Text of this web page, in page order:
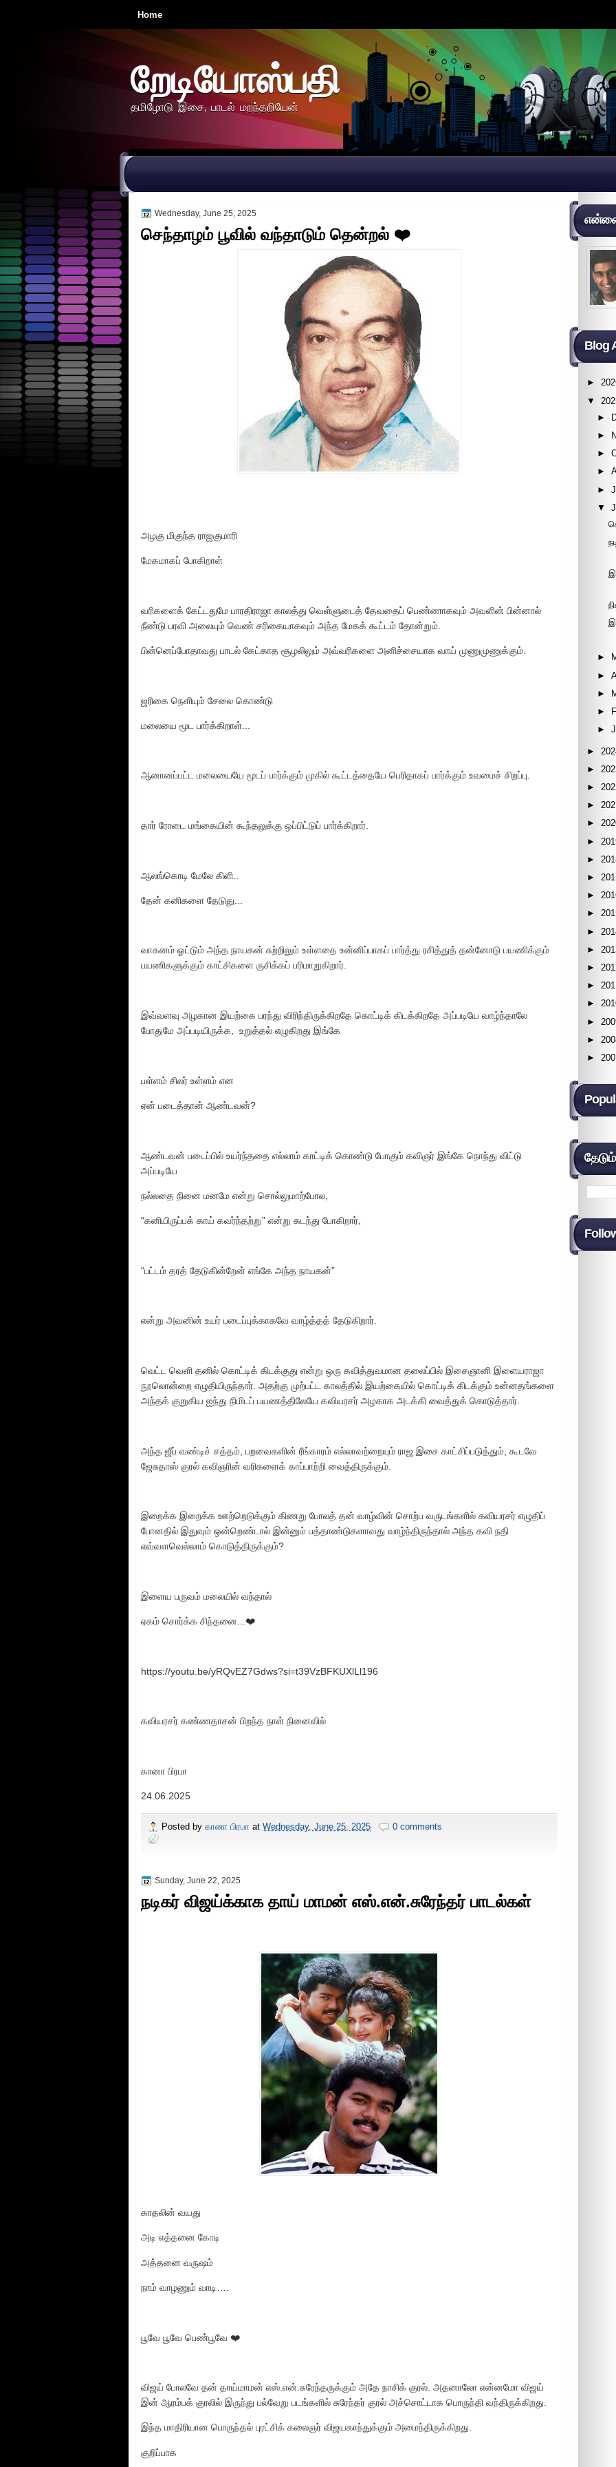
Home
றேடியோஸ்பதி
தமிழோடு இசை, பாடல் மறந்தறியேன்
Wednesday, June 25, 2025
செந்தாழம் பூவில் வந்தாடும் தென்றல் ❤️
அழகு மிகுந்த ராஜகுமாரி
மேகமாகப் போகிறாள்
வரிகளைக் கேட்டதுமே பாரதிராஜா காலத்து வெள்ளுடைத் தேவதைப் பெண்ணாகவும் அவளின் பின்னால்
நீண்டு பரவி அலையும் வெண் சரிகையாகவும் அந்த மேகக் கூட்டம் தோன்றும்.
பின்னெப்போதாவது பாடல் கேட்காத சூழலிலும் அவ்வரிகளை அனிச்சையாக வாய் முணுமுணுக்கும்.
ஜரிகை நெளியும் சேலை கொண்டு
மலையை மூட பார்க்கிறாள்...
ஆனானப்பட்ட மலையையே மூடப் பார்க்கும் முகில் கூட்டத்தையே பெரிதாகப் பார்க்கும் உவமைச் சிறப்பு.
தார் ரோடை மங்கையின் கூந்தலுக்கு ஒப்பிட்டுப் பார்க்கிறார்.
ஆலங்கொடி மேலே கிளி..
தேன் கனிகளை தேடுது...
வாகனம் ஓட்டும் அந்த நாயகன் சுற்றிலும் உள்ளதை உன்னிப்பாகப் பார்த்து ரசித்துத் தன்னோடு பயணிக்கும்
பயணிகளுக்கும் காட்சிகளை ருசிக்கப் பரிமாறுகிறார்.
இவ்வளவு அழகான இயற்கை பரந்து விரிந்திருக்கிறதே கொட்டிக் கிடக்கிறதே அப்படியே வாழ்ந்தாலே
போதுமே அப்படியிருக்க, உறுத்தல் எழுகிறது இங்கே
பள்ளம் சிலர் உள்ளம் என
ஏன் படைத்தான் ஆண்டவன்?
ஆண்டவன் படைப்பில் உயர்ந்ததை எல்லாம் காட்டிக் கொண்டு போகும் கவிஞர் இங்கே நொந்து விட்டு
அப்படியே
நல்லதை நினை மனமே என்று சொல்லுமாற்போல,
“கனியிருப்பக் காய் கவர்ந்தற்று” என்று கடந்து போகிறார்,
“பட்டம் தரத் தேடுகின்றேன் எங்கே அந்த நாயகன்”
என்று அவனின் உயர் படைப்புக்காகவே வாழ்த்தத் தேடுகிறார்.
வெட்ட வெளி தனில் கொட்டிக் கிடக்குது என்று ஒரு கவித்துவமான தலைப்பில் இசைஞானி இளையராஜா
நூலொன்றை எழுதியிருந்தார். அதற்கு முற்பட்ட காலத்தில் இயற்கையில் கொட்டிக் கிடக்கும் உன்னதங்களை
அந்தக் குறுகிய ஐந்து நிமிடப் பயணத்திலேயே கவியரசர் அழகாக அடக்கி வைத்துக் கொடுத்தார்.
அந்த ஜீப் வண்டிச் சத்தம், பறவைகளின் ரீங்காரம் எல்லாவற்றையும் ராஜ இசை காட்சிப்படுத்தும், கூடவே
ஜேசுதாஸ் குரல் கவிஞரின் வரிகளைக் காப்பாற்றி வைத்திருக்கும்.
இறைக்க இறைக்க ஊற்றெடுக்கும் கிணறு போலத் தன் வாழ்வின் சொற்ப வருடங்களில் கவியரசர் எழுதிப்
போனதில் இதுவும் ஒன்றெண்டால் இன்னும் பத்தாண்டுகளாவது வாழ்ந்திருந்தால் அந்த கவி நதி
எவ்வளவெல்லாம் கொடுத்திருக்கும்?
இளைய பருவம் மலையில் வந்தால்
ஏகம் சொர்க்க சிந்தனை...❤️
https://youtu.be/yRQvEZ7Gdws?si=t39VzBFKUXlLl196
கவியரசர் கண்ணதாசன் பிறந்த நாள் நினைவில்
கானா பிரபா
24.06.2025
Posted by கானா பிரபா at Wednesday, June 25, 2025 0 comments
Sunday, June 22, 2025
நடிகர் விஜய்க்காக தாய் மாமன் எஸ்.என்.சுரேந்தர் பாடல்கள்
காதலின் வயது
அடி எத்தனை கோடி
அத்தனை வருஷம்
நாம் வாழணும் வாடி….
பூவே பூவே பெண்பூவே ❤️
விஜய் போலவே தன் தாய்மாமன் எஸ்.என்.சுரேந்தருக்கும் அதே நாசிக் குரல். அதனாலோ என்னமோ விஜய்
இன் ஆரம்பக் குரலில் இருந்து பல்வேறு படங்களில் சுரேந்தர் குரல் அச்சொட்டாக பொருந்தி வந்திருக்கிறது.
இந்த மாதிரியான பொருந்தல் புரட்சிக் கலைஞர் விஜயகாந்துக்கும் அமைந்திருக்கிறது.
குறிப்பாக
Blog
►
▼
►
►
►
►
►
▼
►
►
►
►
►
►
►
►
►
►
►
►
►
►
►
►
►
►
►
►
►
►
►